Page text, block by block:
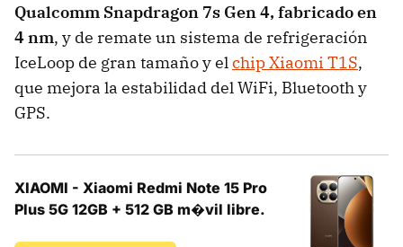
Qualcomm Snapdragon 7s Gen 4, fabricado en
4 nm, y de remate un sistema de refrigeración
IceLoop de gran tamaño y elchip Xiaomi T1S,
que mejora la estabilidad del WiFi, Bluetooth y
GPS.
XIAOMI - Xiaomi Redmi Note 15 Pro
Plus 5G 12GB + 512 GB m�vil libre.